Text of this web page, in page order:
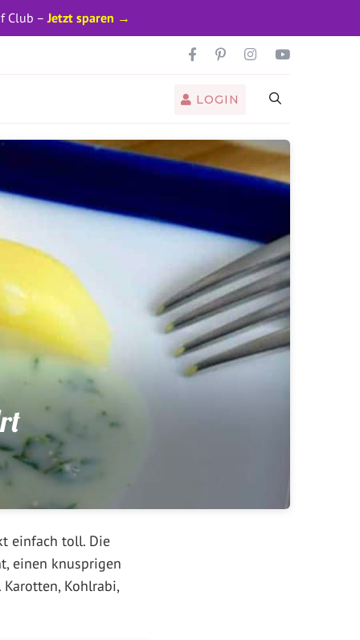
LOGIN
einfach toll. Die
einen knusprigen
Kohlrabi,
Club –Jetzt sparen →